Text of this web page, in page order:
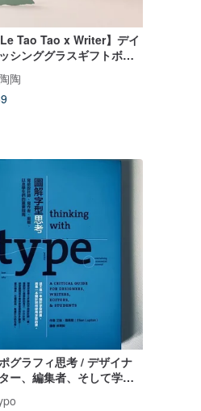
Le Tao Tao x Writer】デイ
シンググラスギフトボッ
陶
グラフィ思考 / デザイナ
ー、編集者、そして学生